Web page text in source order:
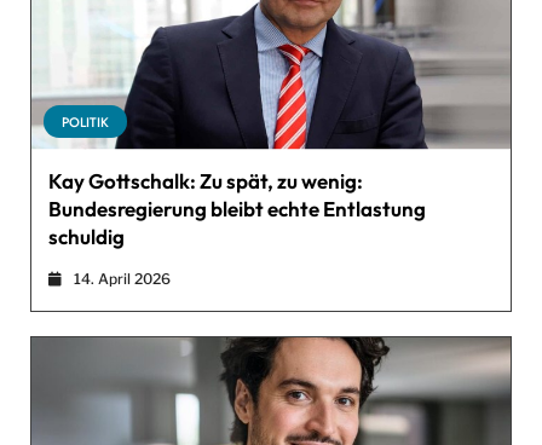
POLITIK
Kay Gottschalk: Zu spät, zu wenig:
Bundesregierung bleibt echte Entlastung
schuldig
14. April 2026